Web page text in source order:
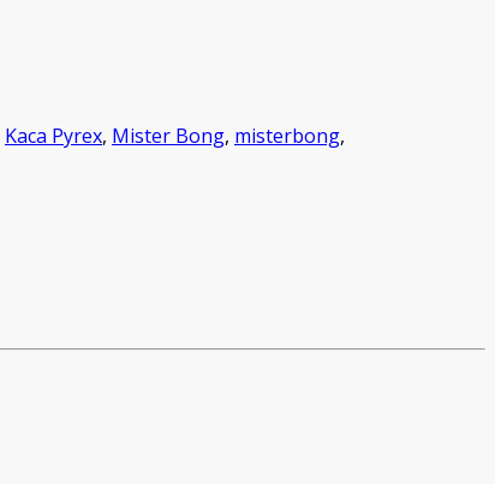
Kaca Pyrex, Mister Bong, misterbong,